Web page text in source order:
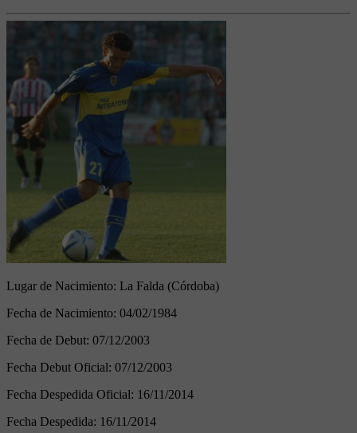
Lugar de Nacimiento: La Falda (Córdoba)
Fecha de Nacimiento: 04/02/1984
Fecha de Debut: 07/12/2003
Fecha Debut Oficial: 07/12/2003
Fecha Despedida Oficial: 16/11/2014
Fecha Despedida: 16/11/2014